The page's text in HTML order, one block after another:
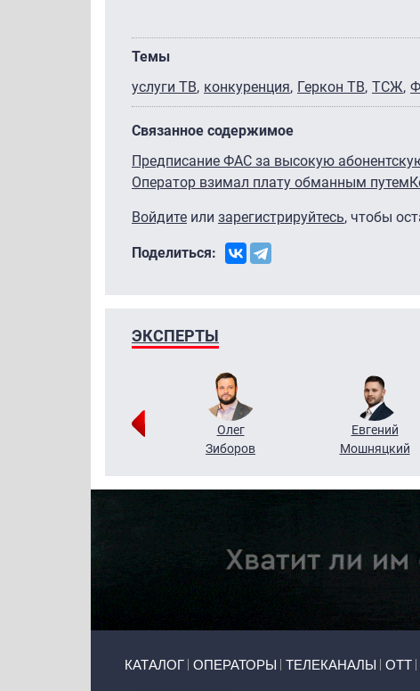
Темы
услуги ТВ конкуренция Геркон ТВ ТСЖ
Связанное содержимое
Предписание ФАС за высокую
Оператор взимал плату обманным путем
Войдите или зарегистрируйтесь, чтобы
Поделиться:
ЭКСПЕРТЫ
Олег
Зиборов
Евгений
Мошняцкий
КАТАЛОГ ОПЕРАТОРЫ ТЕЛЕКАНАЛЫ ОТТ